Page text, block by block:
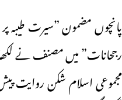
پانچوں مضمون ”سیرت طیبہ
رجحانات” میں مصنف نے
مجموعی اسلام شکن روایت